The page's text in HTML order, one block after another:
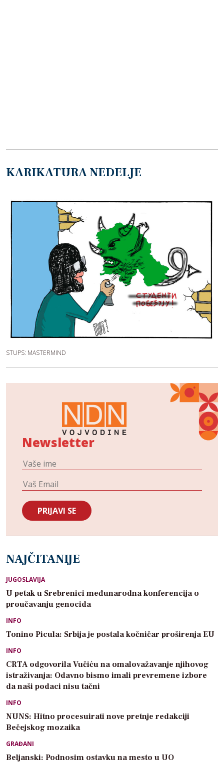
KARIKATURA NEDELJE
STUPS: MASTERMIND
Newsletter
NAJČITANIJE
JUGOSLAVIJA
U petak u Srebrenici međunarodna konferencija o
proučavanju genocida
INFO
Tonino Picula: Srbija je postala kočničar proširenja EU
INFO
CRTA odgovorila Vučiću na omalovažavanje njihovog
istraživanja: Odavno bismo imali prevremene izbore
da naši podaci nisu tačni
INFO
NUNS: Hitno procesuirati nove pretnje redakciji
Bečejskog mozaika
GRAĐANI
Beljanski: Podnosim ostavku na mesto u UO